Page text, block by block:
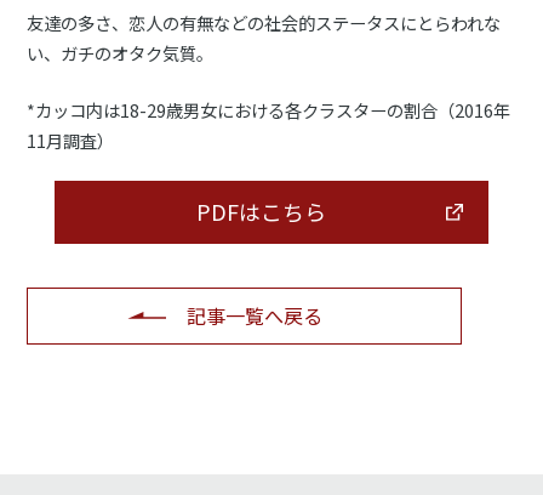
友達の多さ、恋人の有無などの社会的ステータスにとらわれな
い、ガチのオタク気質。
*カッコ内は18-29歳男女における各クラスターの割合（2016年
11月調査）
PDFはこちら
記事一覧へ戻る